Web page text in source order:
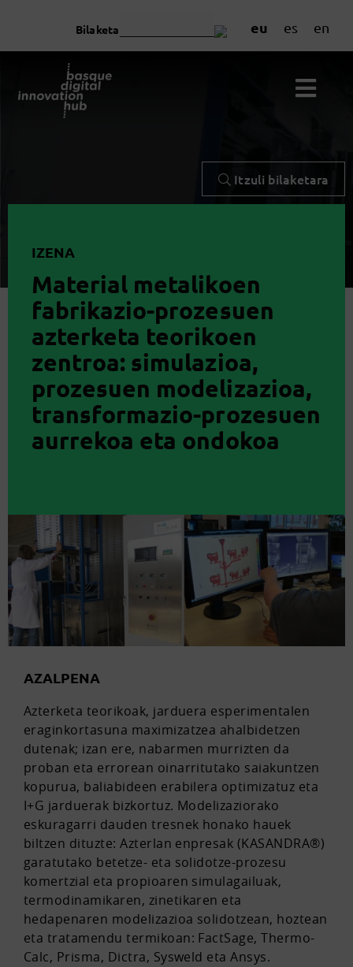
eu es en
Bilaketa
Itzuli bilaketara
IZENA
Material metalikoen
fabrikazio-prozesuen
azterketa teorikoen
zentroa: simulazioa,
prozesuen modelizazioa,
transformazio-prozesuen
aurrekoa eta ondokoa
AZALPENA
Azterketa teorikoak, jarduera esperimentalen
eraginkortasuna maximizatzea ahalbidetzen
dutenak; izan ere, nabarmen murrizten da
proban eta errorean oinarritutako saiakuntzen
kopurua, baliabideen erabilera optimizatuz eta
I+G jarduerak bizkortuz. Modelizaziorako
eskuragarri dauden tresnek honako hauek
biltzen dituzte: Azterlan enpresak (KASANDRA®)
garatutako betetze- eta solidotze-prozesu
komertzial eta propioaren simulagailuak,
termodinamikaren, zinetikaren eta
hedapenaren modelizazioa solidotzean, hoztean
eta tratamendu termikoan: FactSage, Thermo-
Calc, Prisma, Dictra, Sysweld eta Ansys.